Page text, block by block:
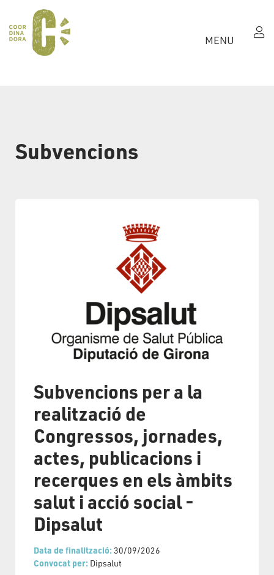
MENU
Subvencions
Subvencions per a la
realització de
Congressos, jornades,
actes, publicacions i
recerques en els àmbits
salut i acció social -
Dipsalut
Data de finalització: 30/09/2026
Convocat per: Dipsalut